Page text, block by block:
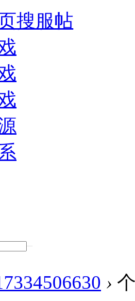
搜服帖
›